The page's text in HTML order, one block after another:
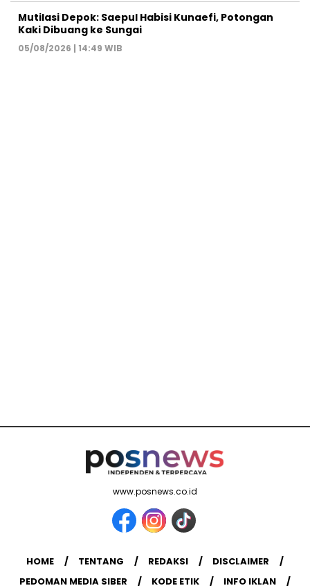
Mutilasi Depok: Saepul Habisi Kunaefi, Potongan
Kaki Dibuang ke Sungai
05/08/2026 | 14:49 WIB
www.posnews.co.id
HOME TENTANG REDAKSI
DISCLAIMER
PEDOMAN MEDIA SIBER
KODE ETIK INFO IKLAN